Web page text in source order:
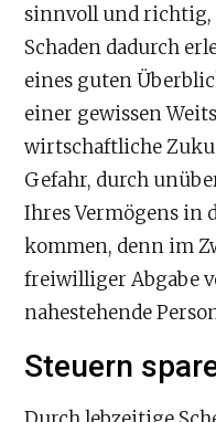
sinnvoll und richtig,
Schaden dadurch
eines guten
einer gewissen
wirtschaftliche
Gefahr, durch
Ihres Vermögens in
kommen, denn im
freiwilliger Abgabe
nahestehende
Steuern